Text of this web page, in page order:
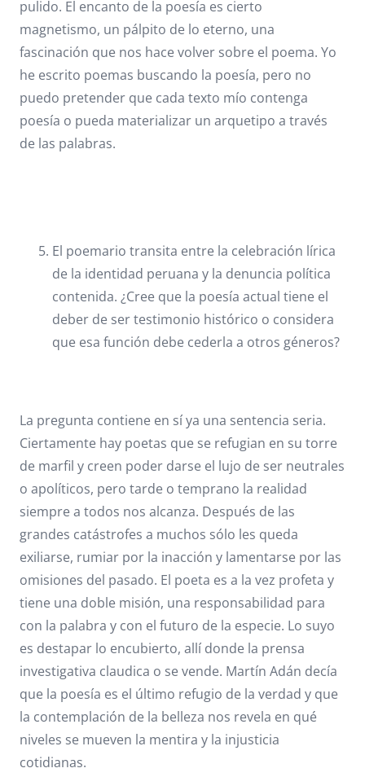
pulido. El encanto de la poesía es cierto
magnetismo, un pálpito de lo eterno, una
fascinación que nos hace volver sobre el poema. Yo
he escrito poemas buscando la poesía, pero no
puedo pretender que cada texto mío contenga
poesía o pueda materializar un arquetipo a través
de las palabras.
El poemario transita entre la celebración lírica
de la identidad peruana y la denuncia política
contenida. ¿Cree que la poesía actual tiene el
deber de ser testimonio histórico o considera
que esa función debe cederla a otros géneros?
La pregunta contiene en sí ya una sentencia seria.
Ciertamente hay poetas que se refugian en su torre
de marfil y creen poder darse el lujo de ser neutrales
o apolíticos, pero tarde o temprano la realidad
siempre a todos nos alcanza. Después de las
grandes catástrofes a muchos sólo les queda
exiliarse, rumiar por la inacción y lamentarse por las
omisiones del pasado. El poeta es a la vez profeta y
tiene una doble misión, una responsabilidad para
con la palabra y con el futuro de la especie. Lo suyo
es destapar lo encubierto, allí donde la prensa
investigativa claudica o se vende. Martín Adán decía
que la poesía es el último refugio de la verdad y que
la contemplación de la belleza nos revela en qué
niveles se mueven la mentira y la injusticia
cotidianas.